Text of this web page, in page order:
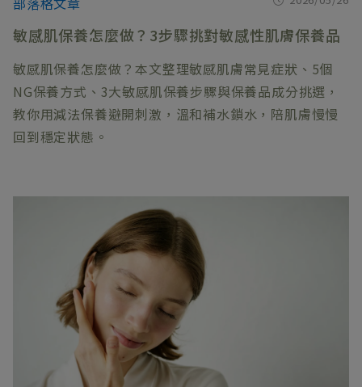
敏感肌保養怎麼做？3步驟挑對敏感性肌膚保養品
敏感肌保養怎麼做？本文整理敏感肌膚常見症狀、5個
NG保養方式、3大敏感肌保養步驟與保養品成分挑選，
教你用減法保養避開刺激，溫和補水鎖水，陪肌膚慢慢
回到穩定狀態。